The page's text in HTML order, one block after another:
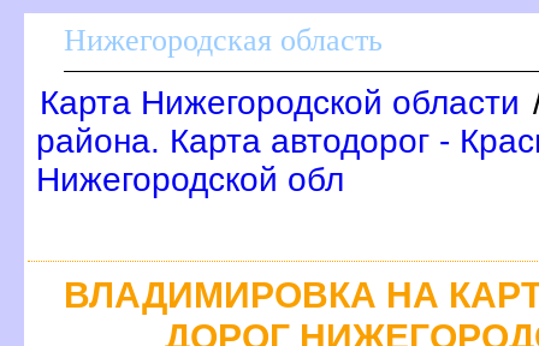
Нижегородская область
Карта Нижегородской области
района. Карта автодорог -
Нижегородской обл
ЛАДИМИРОВКА НА
ДОРОГ